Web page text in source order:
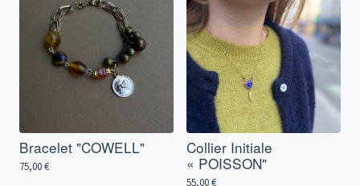
Bracelet "COWELL"
75,00€
Collier Initiale
« POISSON"
55,00€